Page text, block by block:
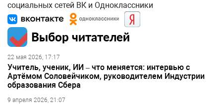
социальных сетей ВК и Одноклассники
Выбор читателей
22 мая 2026, 17:17
Учитель, ученик, ИИ – что меняется: интервью с
Артёмом Соловейчиком, руководителем Индустрии
образования Сбера
9 апреля 2026, 21:07